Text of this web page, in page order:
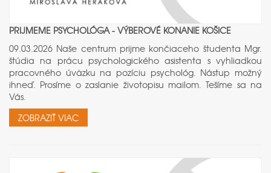
PRIJMEME PSYCHOLÓGA - VÝBEROVÉ KONANIE KOŠICE
09.03.2026 Naše centrum prijme končiaceho študenta Mgr.
štúdia na prácu psychologického asistenta s vyhliadkou
pracovného úväzku na pozíciu psychológ. Nástup možný
ihneď. Prosíme o zaslanie životopisu mailom. Tešíme sa na
Vás.
ZOBRAZIŤ VIAC